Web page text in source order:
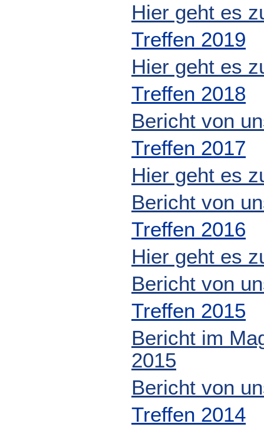
Hier geht es
Treffen 2019
Hier geht es
Treffen 2018
Bericht von
Treffen 2017
Hier geht es
Bericht von
Treffen 2016
Hier geht es
Bericht von
Treffen 2015
Bericht im
2015
Bericht von
Treffen 2014